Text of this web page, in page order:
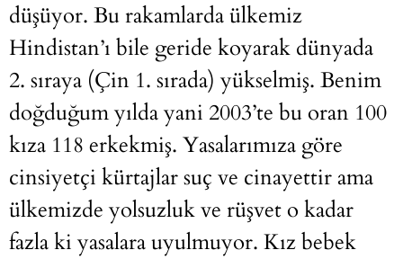
düşüyor. Bu rakamlarda ülkemiz
Hindistan’ı bile geride koyarak dünyada
2. sıraya (Çin 1. sırada) yükselmiş. Benim
doğduğum yılda yani 2003’te bu oran 100
kıza 118 erkekmiş. Yasalarımıza göre
cinsiyetçi kürtajlar suç ve cinayettir ama
ülkemizde yolsuzluk ve rüşvet o kadar
fazla ki yasalara uyulmuyor. Kız bebek